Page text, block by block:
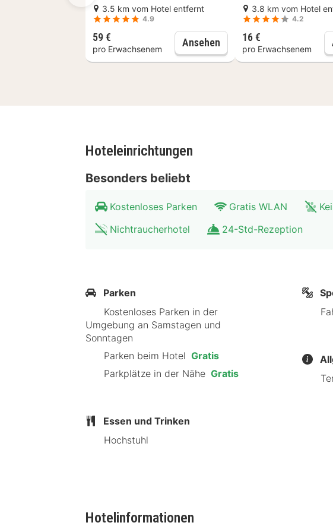
3.5 km vom Hotel entfernt
4.9
59 €
pro Erwachsenem
Ansehen Brügge: Workshop zur
3.8 km vom Hotel
4.2
16 €
pro Erwachsenem
Hoteleinrichtungen
Besonders beliebt
Kostenloses Parken Gratis WLAN
Nichtraucherhotel
24-Std-Rezeption
Parken
Umgebung an Samstagen und
Sonntagen
Parken beim Hotel Gratis
Parkplätze in der Nähe Gratis
Essen und Trinken
Hochstuhl
Hotelinformationen